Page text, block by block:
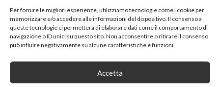
Per fornire le migliori esperienze, utilizziamo tecnologie come i cookie per
memorizzare e/o accedere alle informazioni del dispositivo. Il consenso a
queste tecnologie ci permetterà di elaborare dati come il comportamento di
navigazione o ID unici su questo sito. Non acconsentire o ritirare il consenso
può influire negativamente su alcune caratteristiche e funzioni.
Accetta
Categorie: Games | 0 | Redazione